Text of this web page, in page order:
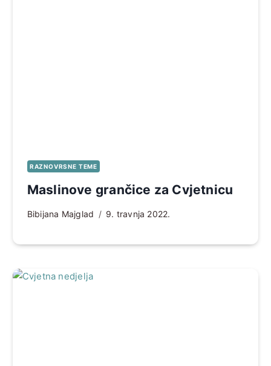
RAZNOVRSNE TEME
Maslinove grančice za Cvjetnicu
Bibijana Majglad 9. travnja 2022.